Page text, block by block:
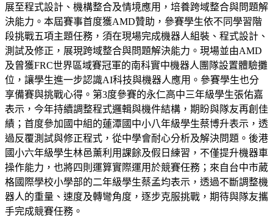
展至程式設計、機構整合及情境應用，培養跨域整合與問題解
決能力。本屆賽事首度獲AMD贊助，參賽學生依不同學習階
段挑戰五項主題任務，須在現場完成機器人組裝、程式設計、
測試及修正，展現跨域整合與問題解決能力。現場並由AMD
及曾獲FRC世界區域賽冠軍的南科實中機器人團隊設置體驗攤
位，讓學生進一步認識AI科技與機器人應用。參賽學生也分
享備賽與挑戰心得。第3度參賽的永仁高中三年級學生張佑嘉
表示，今年持續調整程式邏輯與機件結構，期盼與隊友再創佳
績；首度參加國中組的蓮潭國中小八年級學生蔡博升表示，透
過反覆測試與修正程式，從中學會耐心分析及解決問題。後港
國小六年級學生林邑薰利用課餘及假日練習，不僅提升機器車
操作能力，也將四則運算實際運用於競賽任務；來自台中市葳
格國際學校小學部的二年級學生蔡孟均表示，透過不斷調整機
器人的重量、速度及轉彎角度，逐步克服挑戰，期待與隊友攜
手完成競賽任務。